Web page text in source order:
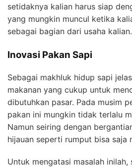
setidaknya kalian harus siap
yang mungkin muncul ketika
sebagai bagian dari usaha kalian.
Inovasi Pakan Sapi
Sebagai makhluk hidup sapi
makanan yang cukup untuk
dibutuhkan pasar. Pada musim
pakan ini mungkin tidak terlalu
Namun seiring dengan
hijauan seperti rumput bisa saja
Untuk mengatasi masalah inilah,